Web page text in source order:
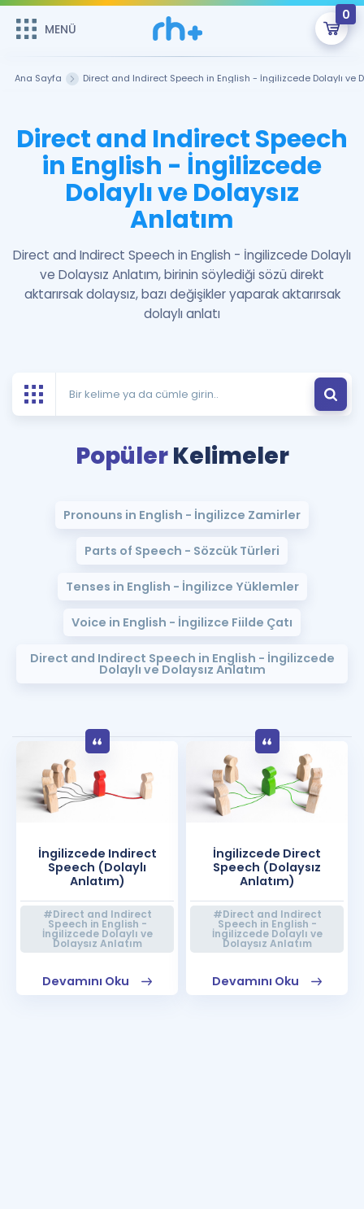
MENÜ
0
Şifremi Hatırlamıyorum
GİRİŞ YAP
ÜYE DEĞİLİM
Remzi Hoca ile seni sınava hazırlayacak onlarca eğitim seni
bekliyor!
MENÜ
Çalışma Paketleri
Kitaplar ve Kaynaklar
Katılımcı Görüşleri
Faydalı Araçlar
Ücretsiz Kaynaklar
Rehberlik Aracı
ÖSYM Sınav Takvimi
Blog
İngilizce Gramer
İngilizce Gramer
Ana Sayfa Direct and Indirect Speech in English - İngilizcede Dolaylı ve
Direct and Indirect Speech
in English - İngilizcede
Dolaylı ve Dolaysız
Anlatım
Direct and Indirect Speech in English - İngilizcede Dolaylı
ve Dolaysız Anlatım, birinin söylediği sözü direkt
aktarırsak dolaysız, bazı değişikler yaparak aktarırsak
dolaylı anlatı
PopülerKelimeler
Pronouns in English - İngilizce Zamirler
Parts of Speech - Sözcük Türleri
Tenses in English - İngilizce Yüklemler
Voice in English - İngilizce Fiilde Çatı
Direct and Indirect Speech in English - İngilizcede
Dolaylı ve Dolaysız Anlatım
İngilizcede Indirect
Speech (Dolaylı
Anlatım)
#Direct and Indirect
Speech in English -
İngilizcede Dolaylı ve
Dolaysız Anlatım
Devamını Oku
İngilizcede Direct
Speech (Dolaysız
Anlatım)
#Direct and Indirect
Speech in English -
İngilizcede Dolaylı ve
Dolaysız Anlatım
Devamını Oku